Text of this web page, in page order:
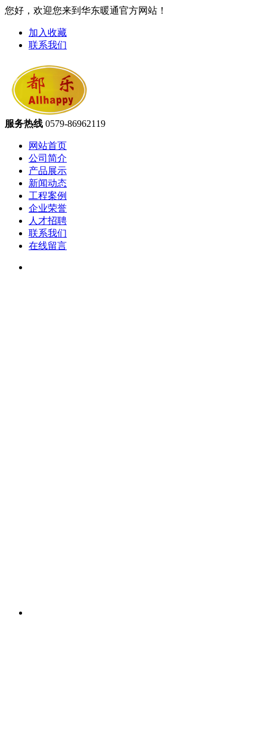
您好，欢迎您来到华东暖通官方网站！
加入收藏
联系我们
服务热线 0579-86962119
网站首页
公司简介
产品展示
新闻动态
工程案例
企业荣誉
人才招聘
联系我们
在线留言